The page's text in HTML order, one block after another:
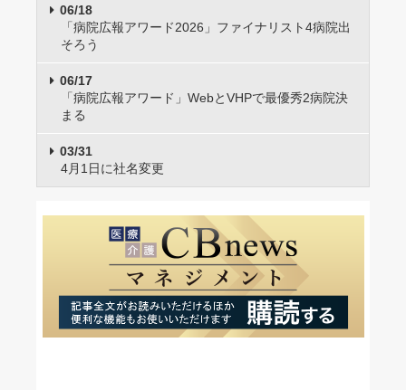
06/18
「病院広報アワード2026」ファイナリスト4病院出
そろう
06/17
「病院広報アワード」WebとVHPで最優秀2病院決
まる
03/31
4月1日に社名変更